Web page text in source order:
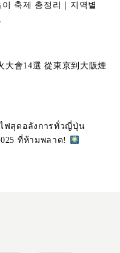
축제 총정리｜지역별
從東京到大阪煙
ฟสุดอลังการทั่วญี่ปุ่น
ที่ห้ามพลาด!